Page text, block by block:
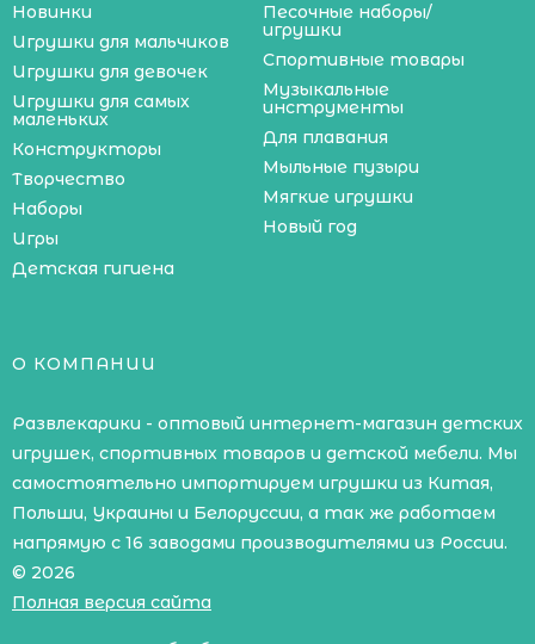
Новинки
Игрушки для мальчиков
Игрушки для девочек
Игрушки для самых
маленьких
Конструкторы
Творчество
Наборы
Игры
Детская гигиена
Песочные наборы/
игрушки
Спортивные товары
Музыкальные
инструменты
Для плавания
Мыльные пузыри
Мягкие игрушки
Новый год
О КОМПАНИИ
Развлекарики - оптовый интернет-магазин детских
игрушек, спортивных товаров и детской мебели. Мы
самостоятельно импортируем игрушки из Китая,
Польши, Украины и Белоруссии, а так же работаем
напрямую с 16 заводами производителями из России.
© 2026
Полная версия сайта